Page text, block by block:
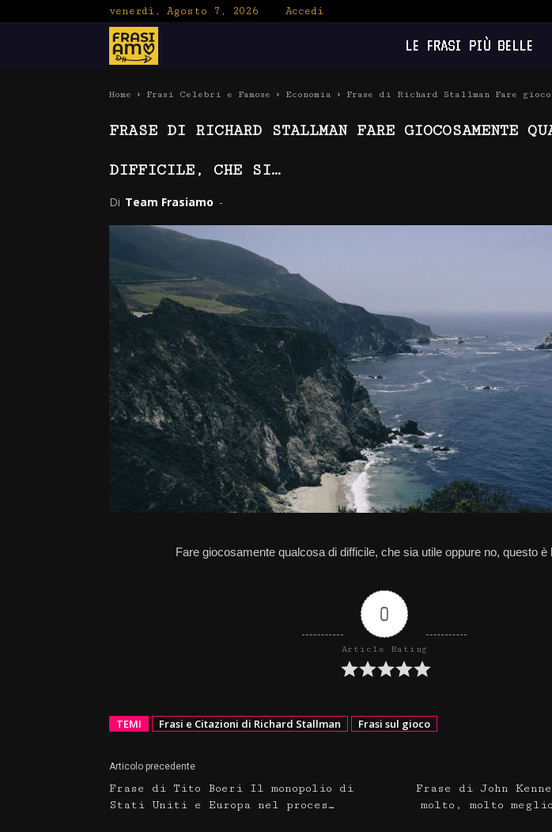
venerdì, Agosto 7, 2026 Accedi
LE FRASI PIÙ BELLE
Home Frasi Celebri e Famose Economia Frase di Richard Stallman Fare
FRASE DI RICHARD STALLMAN FARE GIOCOSAMENTE
DIFFICILE, CHE SI…
Di Team Frasiamo -
Fare giocosamente qualcosa di difficile, che sia utile oppure no, questo è
0
Article Rating
TEMI Frasi e Citazioni di Richard Stallman Frasi sul gioco
Articolo precedente
Frase di Tito Boeri Il monopolio di
Stati Uniti e Europa nel proces…
Frase di John
molto, molto